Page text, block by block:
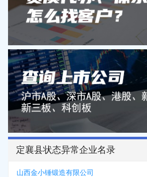
定襄县状态异常企业名录
山西金小锤锻造有限公司